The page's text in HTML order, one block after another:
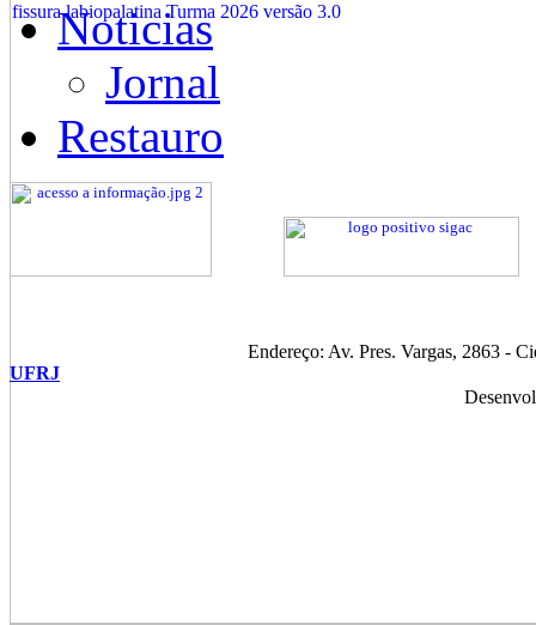
Noticias
Jornal
Restauro
Endereço: Av. Pres. Vargas, 2863 -
UFRJ